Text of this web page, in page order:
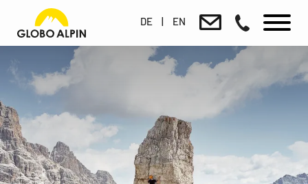
DE EN
to the shop